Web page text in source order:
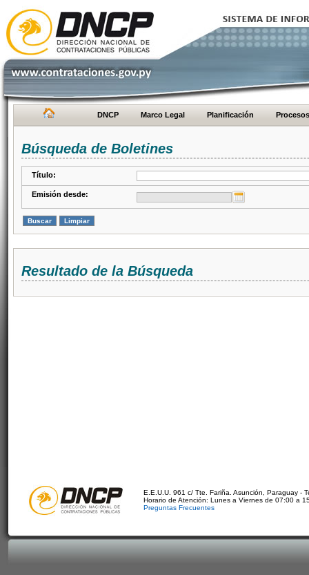
DNCP Marco Legal Planificación Procesos
Búsqueda de Boletines
Título:
Emisión desde:
Resultado de la Búsqueda
E.E.U.U. 961 c/ Tte. Fariña. Asunción, Paraguay -
Horario de Atención: Lunes a Viernes de 07:00 a
Preguntas Frecuentes